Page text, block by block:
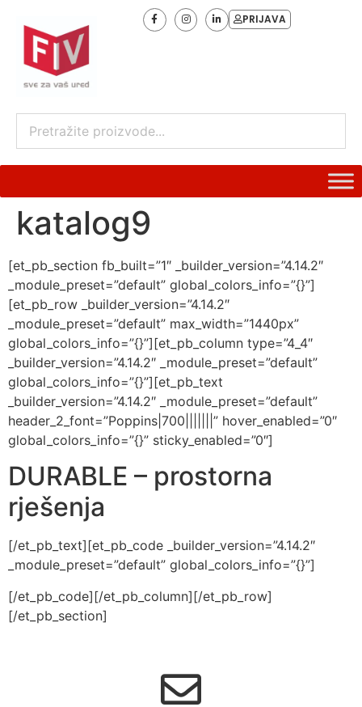
PRIJAVA
katalog9
[et_pb_section fb_built=”1″ _builder_version=”4.14.2″
_module_preset=”default” global_colors_info=”{}”]
[et_pb_row _builder_version=”4.14.2″
_module_preset=”default” max_width=”1440px”
global_colors_info=”{}”][et_pb_column type=”4_4″
_builder_version=”4.14.2″ _module_preset=”default”
global_colors_info=”{}”][et_pb_text
_builder_version=”4.14.2″ _module_preset=”default”
header_2_font=”Poppins|700|||||||” hover_enabled=”0″
global_colors_info=”{}” sticky_enabled=”0″]
DURABLE – prostorna
rješenja
[/et_pb_text][et_pb_code _builder_version=”4.14.2″
_module_preset=”default” global_colors_info=”{}”]
[/et_pb_code][/et_pb_column][/et_pb_row]
[/et_pb_section]